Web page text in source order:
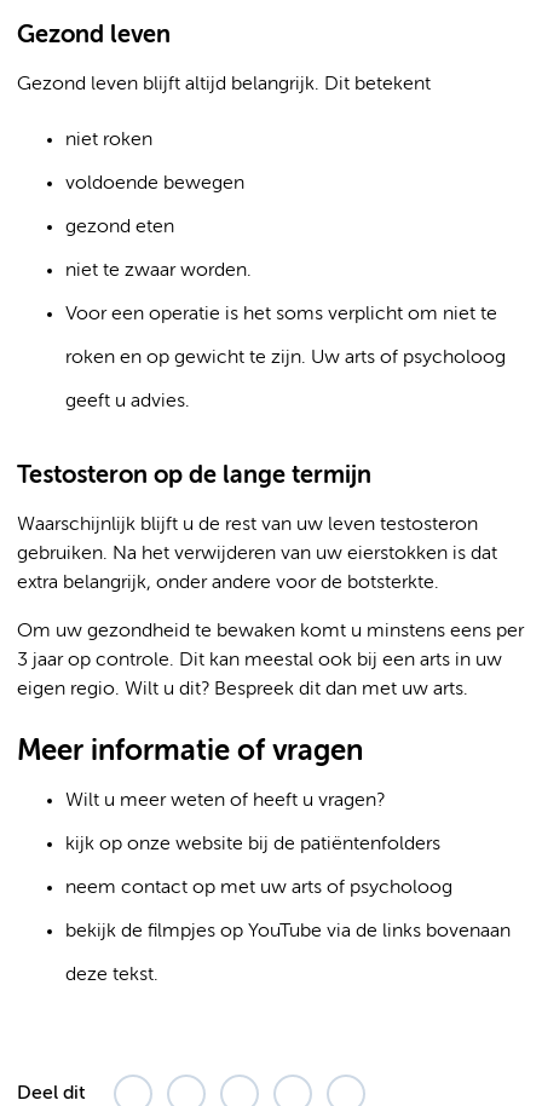
Gezond leven
Gezond leven blijft altijd belangrijk. Dit betekent
niet roken
voldoende bewegen
gezond eten
niet te zwaar worden.
Voor een operatie is het soms verplicht om niet te
roken en op gewicht te zijn. Uw arts of psycholoog
geeft u advies.
Testosteron op de lange termijn
Waarschijnlijk blijft u de rest van uw leven testosteron
gebruiken. Na het verwijderen van uw eierstokken is dat
extra belangrijk, onder andere voor de botsterkte.
Om uw gezondheid te bewaken komt u minstens eens per
3 jaar op controle. Dit kan meestal ook bij een arts in uw
eigen regio. Wilt u dit? Bespreek dit dan met uw arts.
Meer informatie of vragen
Wilt u meer weten of heeft u vragen?
kijk op onze website bij de patiëntenfolders
neem contact op met uw arts of psycholoog
bekijk de filmpjes op YouTube via de links bovenaan
deze tekst.
Deel dit